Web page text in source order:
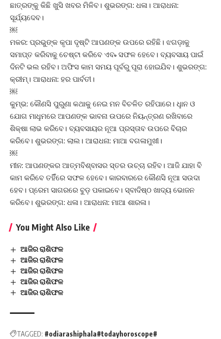
ଛାତ୍ରଙ୍କୁ କିଛି ଖୁସି ଖବର ମିଳିବ। ଶୁଭରଙ୍ଗ: ଧଳା। ଆରାଧନା:
ସୂର୍ଯ୍ୟଦେବ।
￼
ମକର: ପ୍ରଭୁଙ୍କ କୃପା ଦୃଷ୍ଟି ଆପଣଙ୍କ ଉପରେ ରହିଛି। ଝଗଡ଼ାକୁ
ସମାପ୍ତ କରିବାକୁ ଚେଷ୍ଟା କରିବେ ଏବ˚ ସଫଳ ହେବେ। ବ୍ୟବସାୟ ପାଇଁ
ଦିନଟି ଭଲ ରହିବ। ଅଫିସ କାମ ସମୟ ପୂର୍ବରୁ ପୂରା ହୋଇଯିବ। ଶୁଭରଙ୍ଗ:
କ୍ରୀମ୍‌। ଆରାଧନା: ହର ପାର୍ବତୀ।
￼
କୁମ୍ଭ: କୌଣସି ପୁରୁଣା କଥାକୁ ନେଇ ମନ ବିଚଳିତ ରହିପାରେ। ଧୢାନ ଓ
ଯୋଗ ମାଧୢମରେ ଆପଣଙ୍କ ଭାବନା ଉପରେ ନିୟନ୍ତ୍ରଣ ରଖିବାରେ
ଶିକ୍ଷା ଲାଭ କରିବେ। ବ୍ୟବସାୟର ନୂଆ ପ୍ରସ୍ତାବ ଉପରେ ବିଚାର
କରିବେ। ଶୁଭରଙ୍ଗ: ଲାଲ। ଆରାଧନା: ମାଆ ବଗଳାମୁଖୀ।
￼
ମୀନ: ଆପଣଙ୍କର ଆତ୍ମବିଶ୍ବାସର ସ୍ତର ଉଚ୍ଚା ରହିବ। ଆଜି ଯାହା ବି
କାମ କରିବେ ତହିିଁରେ ସଫଳ ହେବେ। କାରବାରରେ କୌଣସି ନୂଆ ସଉଦା
ହେବ। ପ୍ରେମ ସାଗରରେ ବୁଡ଼ ପକାଇବେ। ସ୍ବାଦିଷ୍ଠ ଖାଦ୍ୟ ଭୋଜନ
କରିବେ। ଶୁଭରଙ୍ଗ: ଧଳା। ଆରାଧନା: ମାଆ ଶାରଳା।
You Might Also Like
ଆଜିର ରାଶିଫଳ
ଆଜିର ରାଶିଫଳ
ଆଜିର ରାଶିଫଳ
ଆଜିର ରାଶିଫଳ
ଆଜିର ରାଶିଫଳ
TAGGED: #odiarashiphala#todayhoroscope#